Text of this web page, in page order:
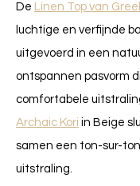
De Linen Top van
luchtige en verfijnde
uitgevoerd in een
ontspannen pasvorm
comfortabele
Archaic Kori in Beige
samen een ton-sur-
uitstraling.